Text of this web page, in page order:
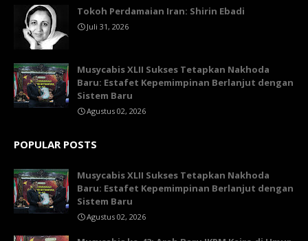
Tokoh Perdamaian Iran: Shirin Ebadi
Juli 31, 2026
Musycabis XLII Sukses Tetapkan Nakhoda
Baru: Estafet Kepemimpinan Berlanjut dengan
Sistem Baru
Agustus 02, 2026
POPULAR POSTS
Musycabis XLII Sukses Tetapkan Nakhoda
Baru: Estafet Kepemimpinan Berlanjut dengan
Sistem Baru
Agustus 02, 2026